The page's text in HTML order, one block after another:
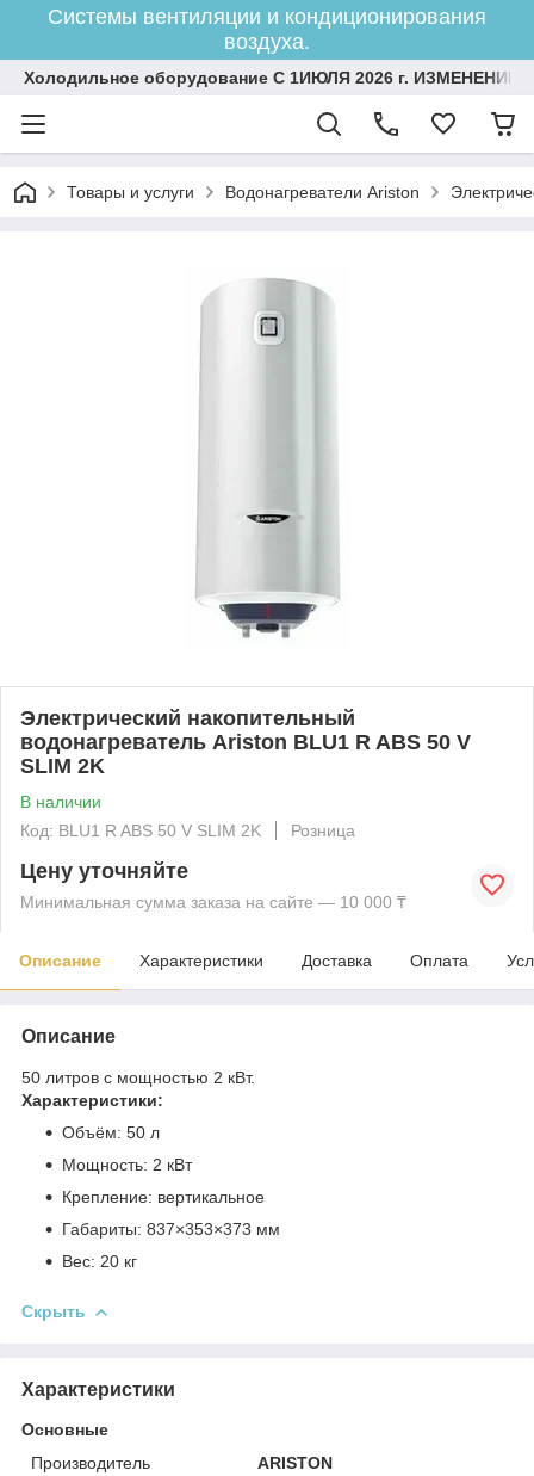
Системы вентиляции и кондиционирования
воздуха.
Холодильное оборудование С 1ИЮЛЯ 2026 г.
Товары и услуги Водонагреватели Ariston
Электрический накопительный
водонагреватель Ariston BLU1 R ABS 50 V
SLIM 2K
В наличии
Код: BLU1 R ABS 50 V SLIM 2K
Розница
Цену уточняйте
Минимальная сумма заказа на сайте — 10 000 ₸
Описание Характеристики Доставка Оплата
Описание
50 литров с мощностью 2 кВт.
Характеристики:
Объём: 50 л
Мощность: 2 кВт
Крепление: вертикальное
Габариты: 837×353×373 мм
Вес: 20 кг
Скрыть
Характеристики
Основные
Производитель
ARISTON